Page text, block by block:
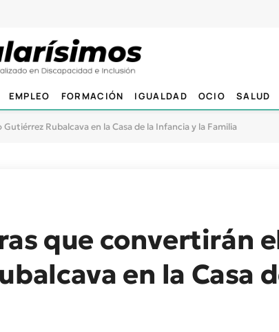
EMPLEO FORMACIÓN IGUALDAD OCIO SALUD
Rubalcava en la Casa de la Infancia y la Familia
que convertirán
en la Casa